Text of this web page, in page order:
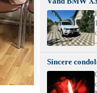
Sincere